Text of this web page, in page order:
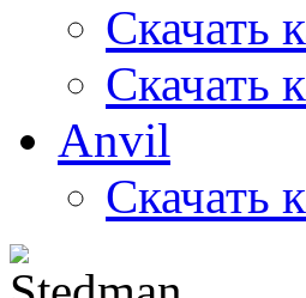
Скачать
Скачать
Anvil
Скачать